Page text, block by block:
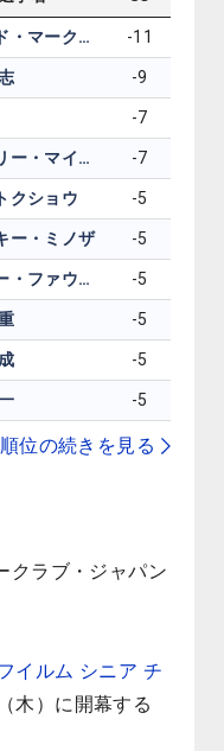
プラヤド・マークセン -11
-9
-7
グレゴリー・マイヤー -7
クショウ -5
ー・ミノザ -5
ピーター・ファウラー -5
-5
-5
-5
順位の続きを見る
ラブ・ジャパン
イルム シニア チ
木）に開幕する